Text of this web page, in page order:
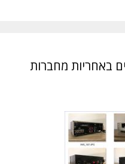
באחריות מחברות